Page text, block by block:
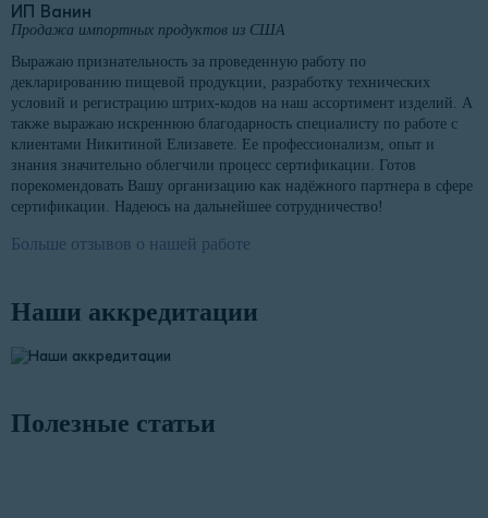
ИП Ванин
Продажа импортных продуктов из США
Выражаю признательность за проведенную работу по
декларированию пищевой продукции, разработку технических
условий и регистрацию штрих-кодов на наш ассортимент изделий. А
также выражаю искреннюю благодарность специалисту по работе с
клиентами Никитиной Елизавете. Ее профессионализм, опыт и
знания значительно облегчили процесс сертификации. Готов
порекомендовать Вашу организацию как надёжного партнера в сфере
сертификации. Надеюсь на дальнейшее сотрудничество!
Больше отзывов о нашей работе
Наши аккредитации
Полезные статьи